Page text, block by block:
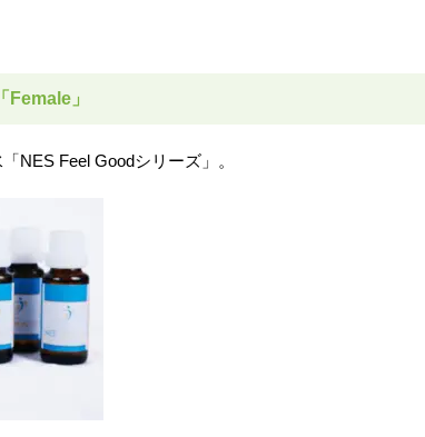
」
NES Feel Goodシリーズ」。